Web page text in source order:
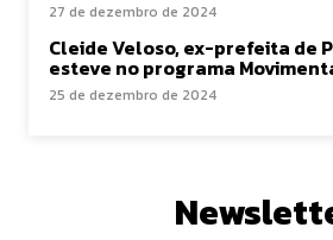
27 de dezembro de 2024
Cleide Veloso, ex-prefeita de
esteve no programa
25 de dezembro de 2024